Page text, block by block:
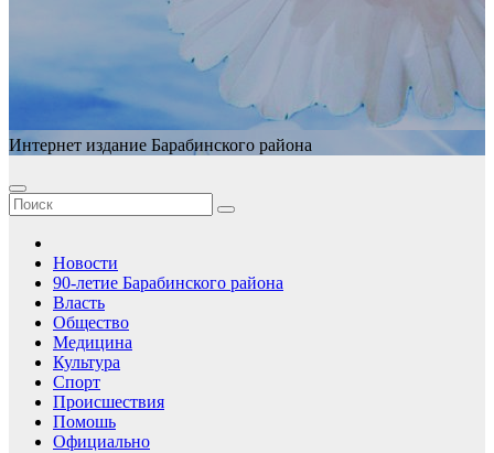
Интернет издание Барабинского района
Новости
90-летие Барабинского района
Власть
Общество
Медицина
Культура
Спорт
Происшествия
Помошь
Официально